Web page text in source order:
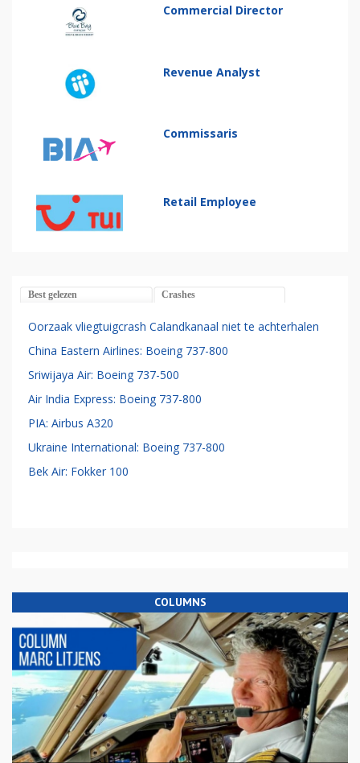
Commercial Director
Revenue Analyst
Commissaris
Retail Employee
Best gelezen Crashes
Oorzaak vliegtuigcrash Calandkanaal niet te achterhalen
China Eastern Airlines: Boeing 737-800
Sriwijaya Air: Boeing 737-500
Air India Express: Boeing 737-800
PIA: Airbus A320
Ukraine International: Boeing 737-800
Bek Air: Fokker 100
COLUMNS